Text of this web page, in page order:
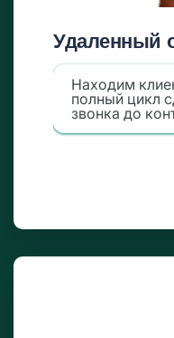
Удаленный
Находим
полный цикл
звонка до